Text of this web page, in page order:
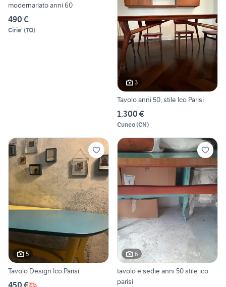
modernariato anni 60
490 €
Cirie' (TO)
3
Tavolo anni 50, stile Ico Parisi
1.300 €
Cuneo(CN)
5
Tavolo Design Ico Parisi
6
tavolo e sedie anni 50 stile ico
parisi